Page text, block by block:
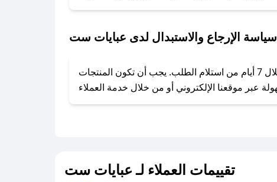
- تابع حسابنا الرسمي على تويتر وقم بتفعيل زر التنبيهات.
سياسة الإرجاع والاستبدال لدى عبايات ست
يحرص عبايات ست على توفير تجربة تسوق آمنة ومريحة لعملائه، حيث يمكنك استرجاع أو استبدال المنتجات مجانًا خلال 7 أيام من استلام الطلب. يجب أن تكون المنتجات
تقييمات العملاء لـ عبايات ست